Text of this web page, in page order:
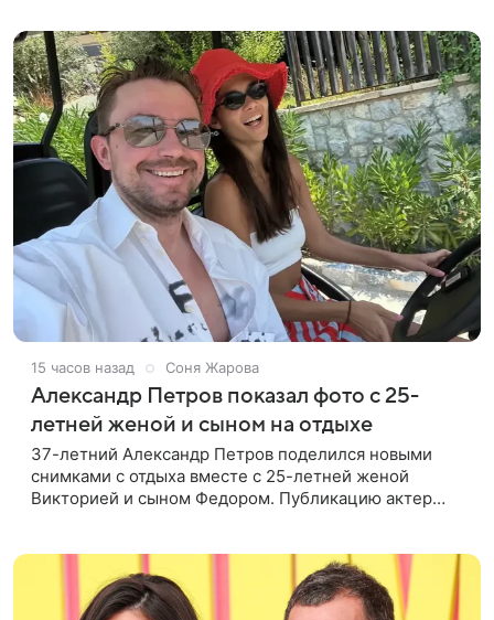
15 часов назад Соня Жарова
Александр Петров показал фото с 25-
летней женой и сыном на отдыхе
37-летний Александр Петров поделился новыми
снимками с отдыха вместе с 25-летней женой
Викторией и сыном Федором. Публикацию актер